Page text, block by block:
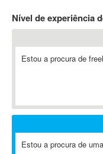
802.11
A-GPS
ABAP
Abaqus
ABBYY FineReader
Nível de experiência
Estou a procura de
Estou a procura de